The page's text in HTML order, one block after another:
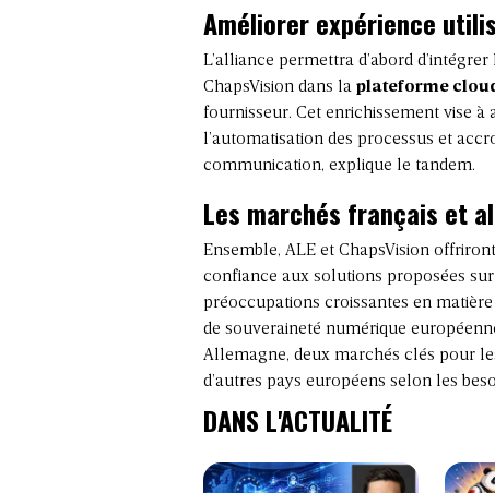
Améliorer expérience
L’alliance permettra d’abord
ChapsVision dans la plateforme
fournisseur. Cet enrichissement vise
l’automatisation des processus et
communication, explique le tandem.
Les marchés français et
Ensemble, ALE et ChapsVision
confiance aux solutions proposées
préoccupations croissantes en
de souveraineté numérique
Allemagne, deux marchés clés pour
d’autres pays européens selon les
DANS L'ACTUALITÉ